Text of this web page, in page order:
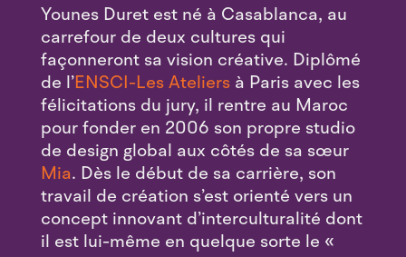
Younes Duret est né à Casablanca, au
carrefour de deux cultures qui
façonneront sa vision créative. Diplômé
de l’ENSCI-Les Ateliersà Paris avec les
félicitations du jury, il rentre au Maroc
pour fonder en 2006 son propre studio
de design global aux côtés de sa sœur
Mia. Dès le début de sa carrière, son
travail de création s’est orienté vers un
concept innovant d’interculturalité dont
il est lui-même en quelque sorte le «